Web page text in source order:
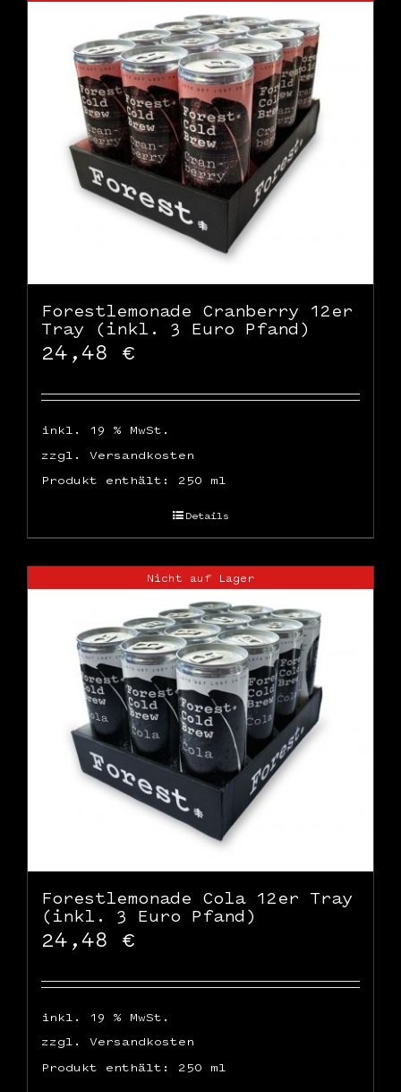
Forestlemonade Cranberry 12er
Tray (inkl. 3 Euro Pfand)
24,48 €
inkl. 19 % MwSt.
zzgl. Versandkosten
Produkt enthält: 250 ml
Details
Nicht auf Lager
Forestlemonade Cola 12er Tray
(inkl. 3 Euro Pfand)
24,48 €
inkl. 19 % MwSt.
zzgl. Versandkosten
Produkt enthält: 250 ml